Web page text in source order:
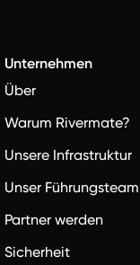
Unternehmen
Über
Warum Rivermate?
Unsere Infrastruktur
Unser Führungsteam
Partner werden
Sicherheit